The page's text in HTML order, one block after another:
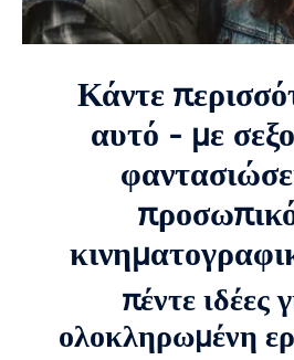
Κάντε
αυτό - με
πέντε ιδέες
ολοκληρωμένη